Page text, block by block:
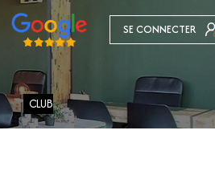
SE CONNECTER
CLUB